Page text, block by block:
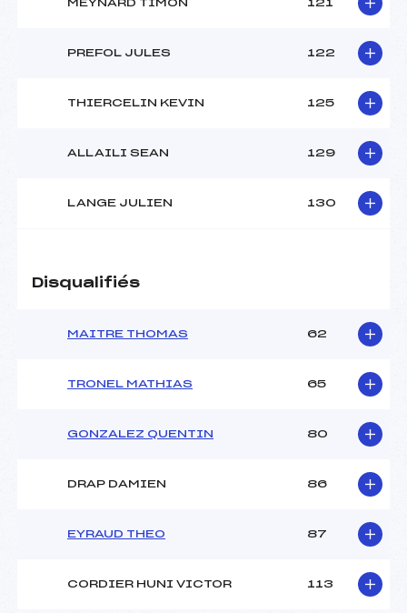
MEYNARD TIMON 121
PREFOL JULES 122
THIERCELIN KEVIN 125
ALLAILI SEAN 129
LANGE JULIEN 130
Disqualifiés
MAITRE THOMAS 62
TRONEL MATHIAS 65
GONZALEZ QUENTIN 80
DRAP DAMIEN 86
EYRAUD THEO 87
CORDIER HUNI VICTOR 113